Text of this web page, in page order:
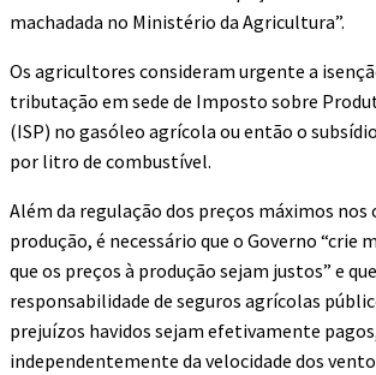
machadada no Ministério da Agricultura”.
Os agricultores consideram urgente a
tributação em sede de Imposto sobre
(ISP) no gasóleo agrícola ou então o
por litro de combustível.
Além da regulação dos preços máximos
produção, é necessário que o Governo “crie
que os preços à produção sejam justos” e
responsabilidade de seguros agrícolas
prejuízos havidos sejam efetivamente
independentemente da velocidade dos